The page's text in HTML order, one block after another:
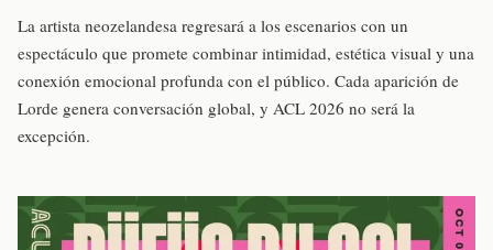
La artista neozelandesa regresará a los escenarios con un
espectáculo que promete combinar intimidad, estética visual y una
conexión emocional profunda con el público. Cada aparición de
Lorde genera conversación global, y ACL 2026 no será la
excepción.